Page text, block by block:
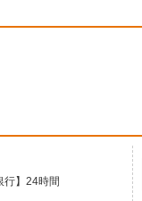
行】24時間